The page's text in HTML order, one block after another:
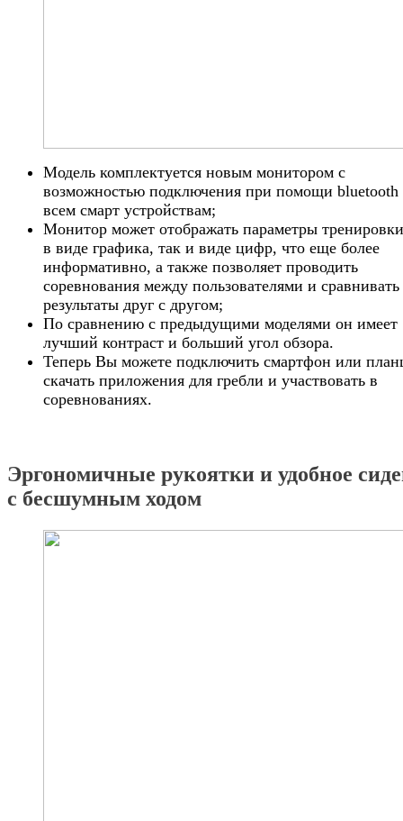
Модель комплектуется новым монитором с
возможностью подключения при помощи bluetooth
всем смарт устройствам;
Монитор может отображать параметры
в виде графика, так и виде цифр, что еще более
информативно, а также позволяет проводить
соревнования между пользователями и
результаты друг с другом;
По сравнению с предыдущими моделями он имеет
лучший контраст и больший угол обзора.
Теперь Вы можете подключить смартфон или
скачать приложения для гребли и участвовать в
соревнованиях.
Эргономичные рукоятки и удобное
с бесшумным ходом